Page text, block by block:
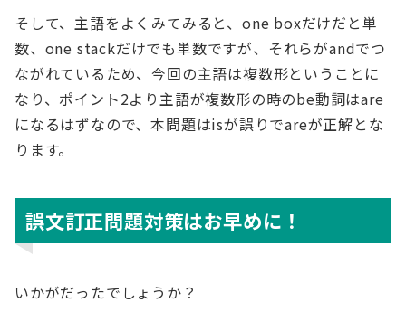
そして、主語をよくみてみると、one boxだけだと単
数、one stackだけでも単数ですが、それらがandでつ
ながれているため、今回の主語は複数形ということに
なり、ポイント2より主語が複数形の時のbe動詞はare
になるはずなので、本問題はisが誤りでareが正解とな
ります。
誤文訂正問題対策はお早めに！
いかがだったでしょうか？